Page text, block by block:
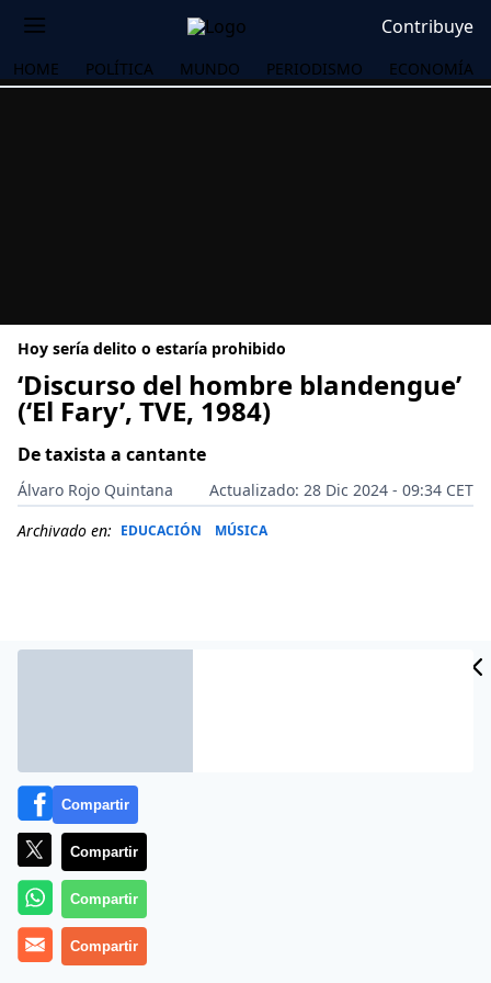
Contribuye
HOME POLÍTICA MUNDO PERIODISMO ECONOMÍA
Hoy sería delito o estaría prohibido
‘Discurso del hombre blandengue’
(‘El Fary’, TVE, 1984)
De taxista a cantante
Álvaro Rojo Quintana
Actualizado: 28 Dic 2024 - 09:34 CET
Archivado en: EDUCACIÓN MÚSICA
Más información
Compartir
Compartir
Compartir
Compartir